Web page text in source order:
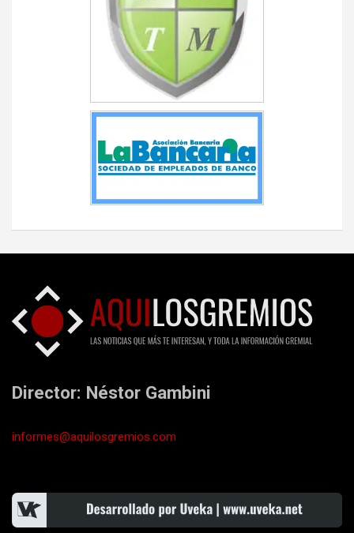
Director: Néstor Gambini
informes@aquilosgremios.com